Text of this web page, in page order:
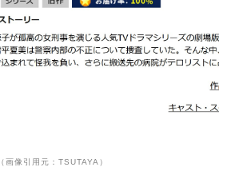
（画像引用元：TSUTAYA）